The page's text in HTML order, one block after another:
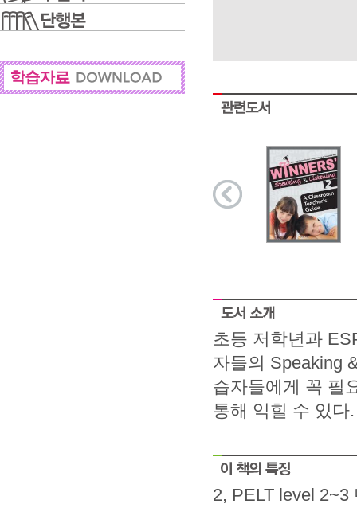
초등 저학년과
자들의 Speaking
습자들에게 꼭 필
통해 익힐 수 있다.
2, PELT level